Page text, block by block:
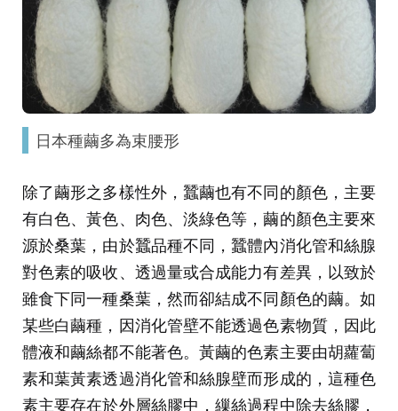
日本種繭多為束腰形
除了繭形之多樣性外，蠶繭也有不同的顏色，主要
有白色、黃色、肉色、淡綠色等，繭的顏色主要來
源於桑葉，由於蠶品種不同，蠶體內消化管和絲腺
對色素的吸收、透過量或合成能力有差異，以致於
雖食下同一種桑葉，然而卻結成不同顏色的繭。如
某些白繭種，因消化管壁不能透過色素物質，因此
體液和繭絲都不能著色。黃繭的色素主要由胡蘿蔔
素和葉黃素透過消化管和絲腺壁而形成的，這種色
素主要存在於外層絲膠中，繅絲過程中除去絲膠，